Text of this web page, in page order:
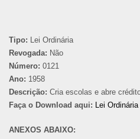
Tipo: Lei Ordinária
Revogada: Não
Número: 0121
Ano: 1958
Descrição: Cria escolas e abre
Faça o Download aqui: Lei
ANEXOS ABAIXO: